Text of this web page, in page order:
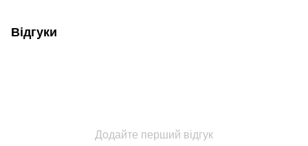
Відгуки
Додайте перший відгук